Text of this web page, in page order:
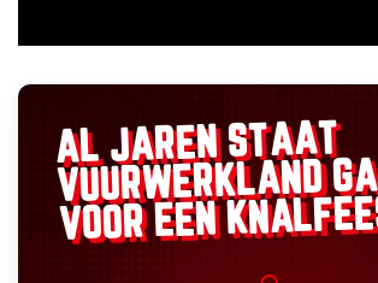
AL JAREN STAAT
VUURWERKLAND
VOOR EEN